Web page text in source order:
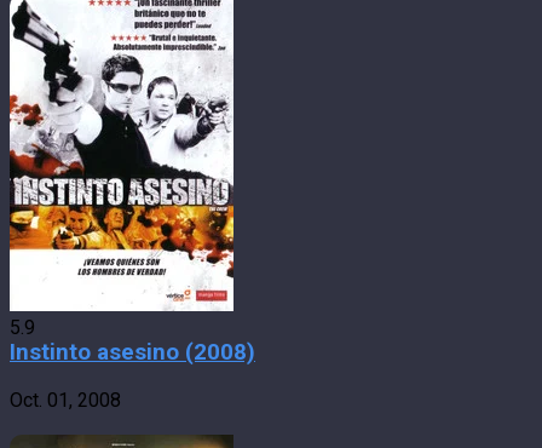
5.9
Instinto asesino (2008)
Oct. 01, 2008